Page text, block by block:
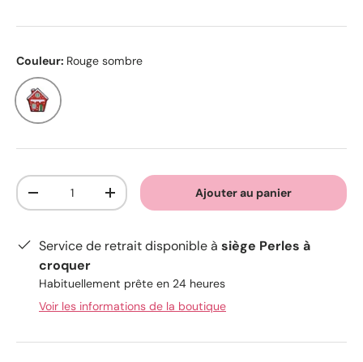
Couleur: Rouge sombre
Rouge sombre
Qté
-
+ Ajouter au panier
Service de retrait disponible à siège Perles à
croquer
Habituellement prête en 24 heures
Voir les informations de la boutique